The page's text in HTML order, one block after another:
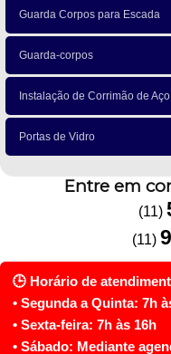
Guarda Corpos para Escada
Guarda-corpos
Instalação de Corrimão de
Portas de Vidro
Entre em
(11)
(11)